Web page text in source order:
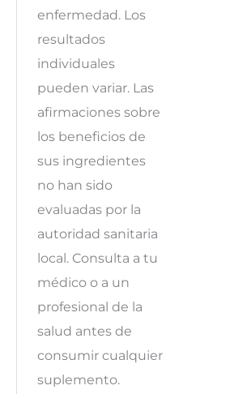
enfermedad. Los
resultados
individuales
pueden variar. Las
afirmaciones sobre
los beneficios de
sus ingredientes
no han sido
evaluadas por la
autoridad sanitaria
local. Consulta a tu
médico o a un
profesional de la
salud antes de
consumir cualquier
suplemento.